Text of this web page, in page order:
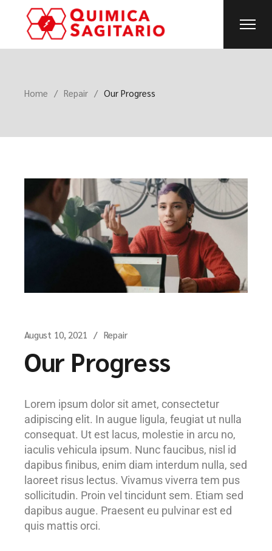
Home Repair Our Progress
August 10, 2021 Repair
Our Progress
Lorem ipsum dolor sit amet, consectetur
adipiscing elit. In augue ligula, feugiat ut nulla
consequat. Ut est lacus, molestie in arcu no,
iaculis vehicula ipsum. Nunc faucibus, nisl id
dapibus finibus, enim diam interdum nulla, sed
laoreet risus lectus. Vivamus viverra tem pus
sollicitudin. Proin vel tincidunt sem. Etiam sed
dapibus augue. Praesent eu pulvinar est ed
quis mattis orci.